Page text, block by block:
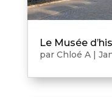
Le Musée
par Chloé A|